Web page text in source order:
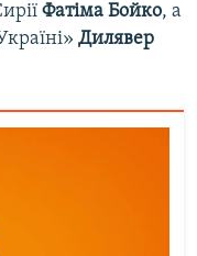
Фатіма Бойко, а
Дилявер